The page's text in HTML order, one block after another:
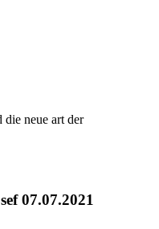
die neue art der
07.07.2021